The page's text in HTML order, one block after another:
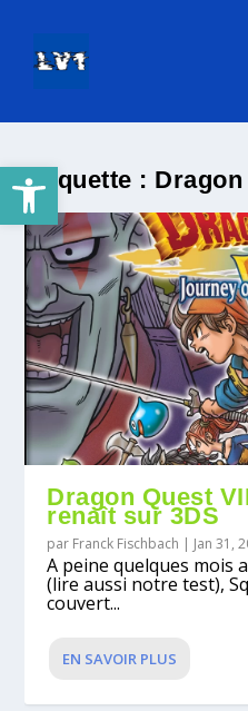
Ouvrir la barre d’outilsÉtiquette : Dragon
Dragon Quest
renaît sur 3DS
par Franck Fischbach | Jan 31,
A peine quelques mois
(lire aussi notre test),
couvert...
EN SAVOIR PLUS